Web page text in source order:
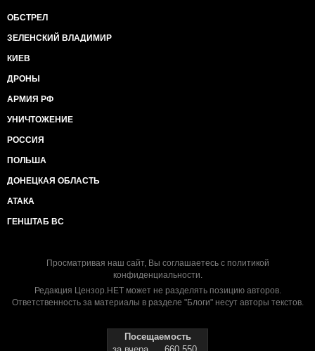
ОБСТРЕЛ
ЗЕЛЕНСКИЙ ВЛАДИМИР
КИЕВ
ДРОНЫ
АРМИЯ РФ
УНИЧТОЖЕНИЕ
РОССИЯ
ПОЛЬША
ДОНЕЦКАЯ ОБЛАСТЬ
АТАКА
ГЕНШТАБ ВС
Просматривая наш сайт, Вы соглашаетесь с политикой
конфиденциальности.
Редакция Цензор.НЕТ может не разделять позицию авторов.
Ответственность за материалы в разделе "Блоги" несут авторы текстов.
Посещаемость